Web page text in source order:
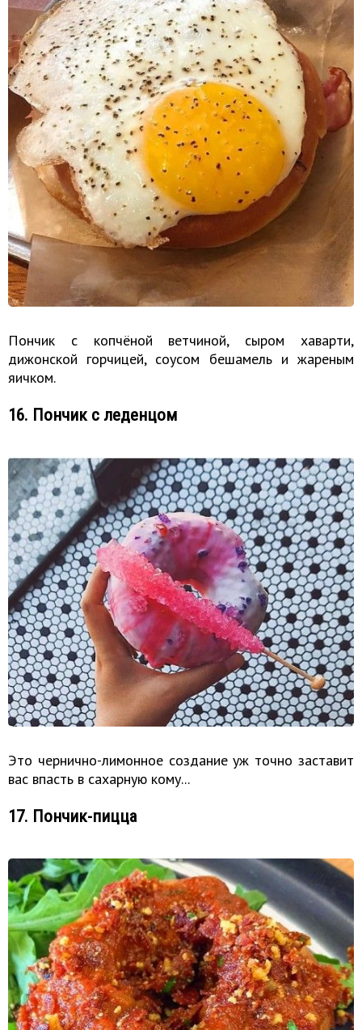
Пончик с копчёной ветчиной, сыром хаварти,
дижонской горчицей, соусом бешамель и жареным
яичком.
16. Пончик с леденцом
Это чернично-лимонное создание уж точно заставит
вас впасть в сахарную кому...
17. Пончик-пицца